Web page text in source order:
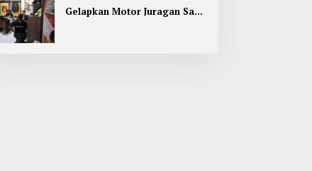
Gelapkan Motor Juragan Sapi